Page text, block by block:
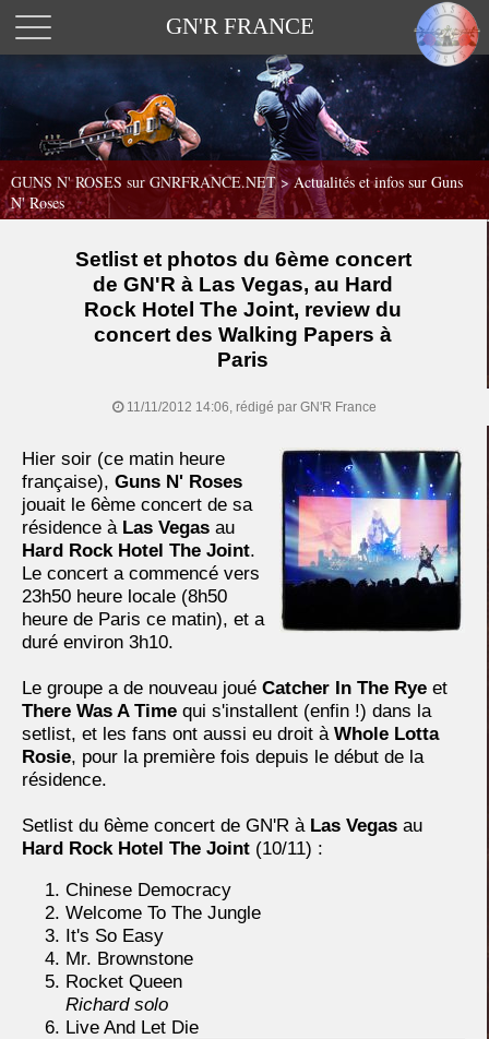
GN'R FRANCE
GUNS N' ROSES sur GNRFRANCE.NET>Actualités et infos sur Guns
N' Roses
Setlist et photos du 6ème concert
de GN'R à Las Vegas, au Hard
Rock Hotel The Joint, review du
concert des Walking Papers à
Paris
11/11/2012 14:06, rédigé par GN'R France
Hier soir (ce matin heure
française), Guns N' Roses
jouait le 6ème concert de sa
résidence à Las Vegas au
Hard Rock Hotel The Joint.
Le concert a commencé vers
23h50 heure locale (8h50
heure de Paris ce matin), et a
duré environ 3h10.
Le groupe a de nouveau joué Catcher In The Rye et
There Was A Time qui s'installent (enfin !) dans la
setlist, et les fans ont aussi eu droit à Whole Lotta
Rosie, pour la première fois depuis le début de la
résidence.
Setlist du 6ème concert de GN'R à Las Vegas au
Hard Rock Hotel The Joint (10/11) :
Chinese Democracy
Welcome To The Jungle
It's So Easy
Mr. Brownstone
Rocket Queen
Richard solo
Live And Let Die